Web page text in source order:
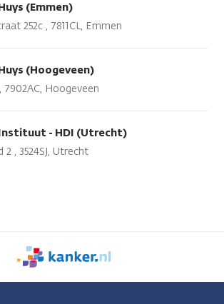
(Emmen)
252c , 7811CL, Emmen
(Hoogeveen)
7902AC, Hoogeveen
- HDI (Utrecht)
, 3524SJ, Utrecht
We
zijn